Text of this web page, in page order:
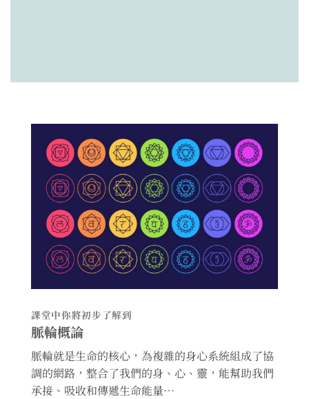
課堂中你將初步了解到
脈輪概論
脈輪就是生命的核心，為複雜的身心系統組成了協
調的網路，整合了我們的身、心、靈，能幫助我們
承接、吸收和傳遞生命能量…